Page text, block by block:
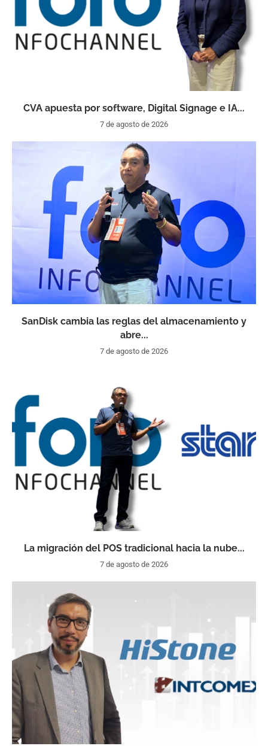
CVA apuesta por software, Digital Signage e IA...
7 de agosto de 2026
SanDisk cambia las reglas del almacenamiento y
abre...
7 de agosto de 2026
La migración del POS tradicional hacia la nube...
7 de agosto de 2026